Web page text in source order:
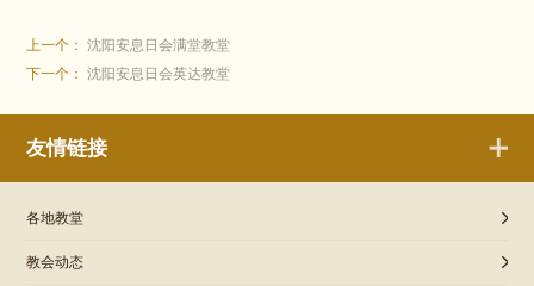
上一个：沈阳安息日会满堂教堂
下一个：沈阳安息日会英达教堂
友情链接
各地教堂
教会动态